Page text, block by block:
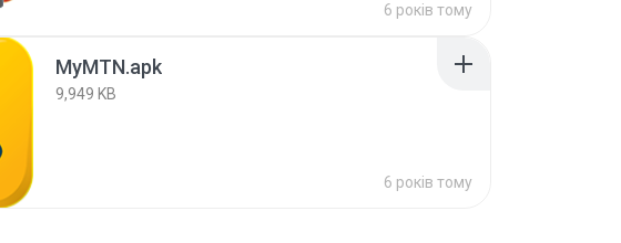
6 років тому
MyMTN.apk
9,949 KB
6 років тому